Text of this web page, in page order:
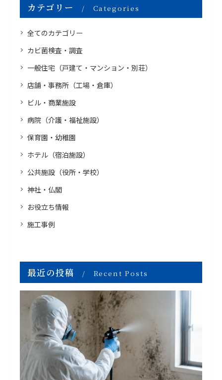
カテゴリー Categories
全てのカテゴリー
カビ菌検査・調査
一般住宅（戸建て・マンション・別荘）
店舗・事務所（工場・倉庫）
ビル・商業施設
病院（介護・福祉施設）
保育園・幼稚園
ホテル（宿泊施設）
公共施設（役所・学校）
神社・仏閣
お役立ち情報
施工事例
最近の投稿 Recent Posts